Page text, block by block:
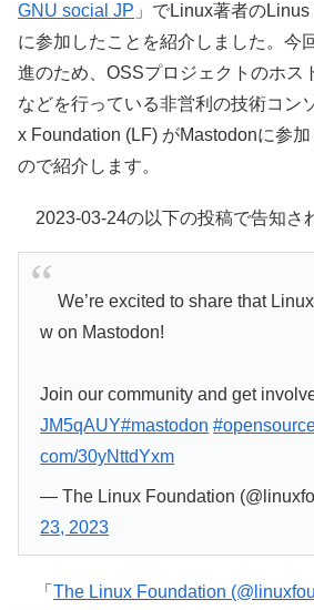
GNU social JP 」でLinux著者の
に参加したことを紹介しました。今
進のため、OSSプロジェクトのホス
などを行っている非営利の技術コン
x Foundation (LF) がMastodonに参
ので紹介します。
2023-03-24の以下の投稿で告知さ
We’re excited to share that
w on Mastodon!
Join our community and get
JM5qAUY#mastodon
com/30yNttdYxm
— The Linux Foundation
23, 2023
「 The Linux Foundation